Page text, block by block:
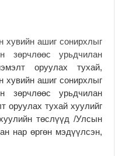
хувийн ашиг сонирхлыг
зөрчлөөс урьдчилан
оруулах тухай,
хувийн ашиг сонирхлыг
зөрчлөөс урьдчилан
оруулах тухай хуулийг
төслүүд /Улсын
нар өргөн мэдүүлсэн,